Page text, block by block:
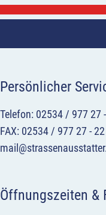
Persönlicher
Telefon: 02534 / 977 27
FAX: 02534 / 977 27 - 22
Öffnungszeiten &